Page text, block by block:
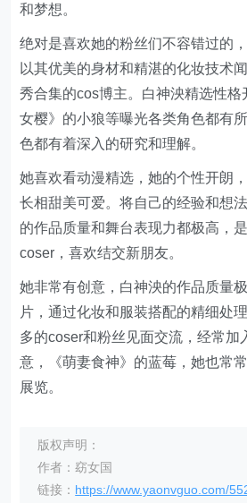
和梦想。
绝对是喜欢她的粉丝们不容错过的
以其优美的身材和精湛的化妆技术
秀合集的cos博主。白神泱精选性
女樱》的小狼等曝光各类角色都有
色都有着深入的研究和理解。
她喜欢看动漫精选，她的个性开朗
长相甜美可爱。将自己的经验和想
的作品质量和舞台表现力都极高，
coser，喜欢结交新朋友。
她非常有创意，白神泱的作品质量
片，通过化妆和服装搭配的精细处
多的coser和粉丝见面交流，经常加
意，《萌妻食神》的蓝莓，她也常
展览。
版权声明：
作者：窈女国
链接： https://www.yaonvguo.com/